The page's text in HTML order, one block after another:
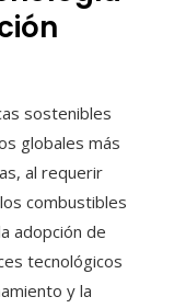
sostenibles
globales más
al requerir
combustibles
adopción de
tecnológicos
y la